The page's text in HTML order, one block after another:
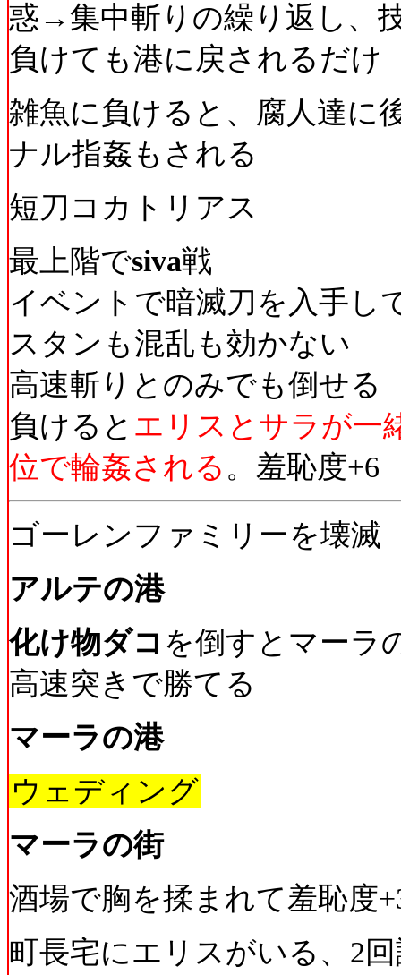
惑→集中斬りの繰り返し、
負けても港に戻されるだけ
雑魚に負けると、腐人達に
ナル指姦もされる
短刀コカトリアス
最上階でsiva戦
イベントで暗滅刀を入手し
スタンも混乱も効かない
高速斬りとのみでも倒せる
負けると エリスとサラが一
位で輪姦される 。羞恥度+6
ゴーレンファミリーを壊滅
アルテの港
化け物ダコ を倒すとマーラ
高速突きで勝てる
マーラの港
ウェディング
マーラの街
酒場で胸を揉まれて羞恥度
町長宅にエリスがいる、2